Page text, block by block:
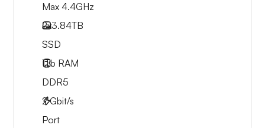
Max 4.4GHz
2x3.84TB
SSD
1Tb RAM
DDR5
2Gbit/s
Port